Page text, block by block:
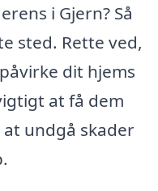
i Gjern? Så
sted. Rette ved,
dit hjems
at få dem
undgå skader